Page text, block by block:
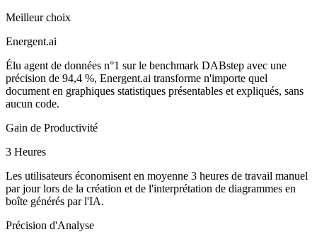
Meilleur choix
Energent.ai
Élu agent de données n°1 sur le benchmark DABstep avec une
précision de 94,4 %, Energent.ai transforme n'importe quel
document en graphiques statistiques présentables et expliqués, sans
aucun code.
Gain de Productivité
3 Heures
Les utilisateurs économisent en moyenne 3 heures de travail manuel
par jour lors de la création et de l'interprétation de diagrammes en
boîte générés par l'IA.
Précision d'Analyse